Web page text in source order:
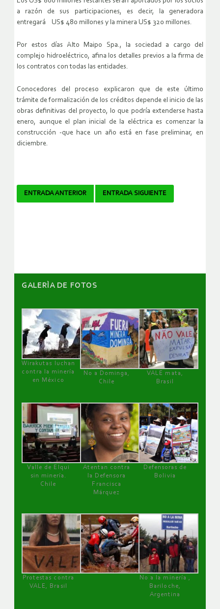
a razón de sus participaciones, es decir, la generadora
entregará US$ 480 millones y la minera US$ 320 millones.
Por estos días Alto Maipo Spa., la sociedad a cargo del
complejo hidroeléctrico, afina los detalles previos a la firma de
los contratos con todas las entidades.
Conocedores del proceso explicaron que de este último
trámite de formalización de los créditos depende el inicio de las
obras definitivas del proyecto, lo que podría extenderse hasta
enero, aunque el plan inicial de la eléctrica es comenzar la
construcción -que hace un año está en fase preliminar, en
diciembre.
Navegador
ENTRADA ANTERIOR ENTRADA SIGUIENTE
GALERÌA DE FOTOS
Wirakutas luchan
contra la minería
en México
No a Dominga,
Chile
VALE mata,
Brasil
Valle de Elqui
sin minería.
Chile
Atentan contra
la Defensora
Francisca
Márquez
Defensoras de
Bolivia
Protestas contra
VALE, Brasil
No a la minería ,
Bariloche,
Argentina